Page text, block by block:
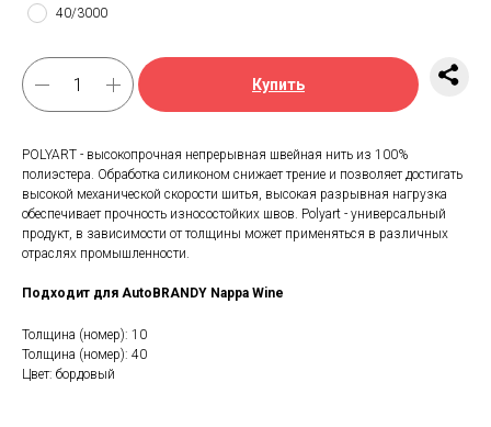
40/3000
Купить
POLYART - высокопрочная непрерывная швейная нить из 100%
полиэстера. Обработка силиконом снижает трение и позволяет достигать
высокой механической скорости шитья, высокая разрывная нагрузка
обеспечивает прочность износостойких швов. Polyart - универсальный
продукт, в зависимости от толщины может применяться в различных
отраслях промышленности.
Подходит для AutoBRANDY Nappa Wine
Толщина (номер): 10
Толщина (номер): 40
Цвет: бордовый